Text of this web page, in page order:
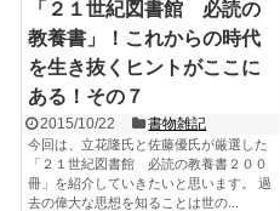
「２１世紀図書館 必読の
教養書」！これからの時代
を生き抜くヒントがここに
ある！その７
2015/10/22 書物雑記
今回は、立花隆氏と佐藤優氏が厳選した
「２１世紀図書館 必読の教養書２００
冊」を紹介していきたいと思います。 過
去の偉大な思想を知ることは世の...